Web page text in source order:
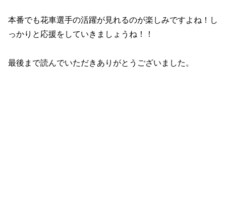
本番でも花車選手の活躍が見れるのが楽しみですよね！し
っかりと応援をしていきましょうね！！
最後まで読んでいただきありがとうございました。